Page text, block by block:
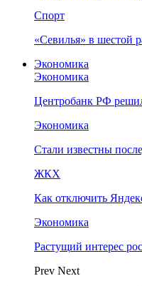
Спорт
«Севилья» в шестой
Экономика
Экономика
Центробанк РФ
Экономика
Стали известны
ЖКХ
Как отключить
Экономика
Растущий интерес
Prev Next